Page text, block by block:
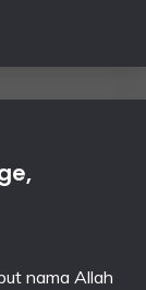
nama Allah